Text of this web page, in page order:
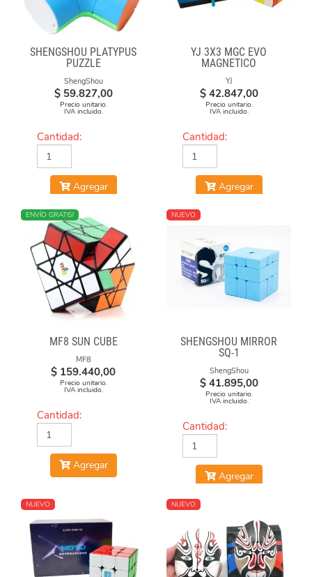
SHENGSHOU PLATYPUS
PUZZLE
ShengShou
$ 59.827,00
Precio unitario.
IVA incluido.
Cantidad:
Agregar
YJ 3X3 MGC EVO
MAGNETICO
YJ
$ 42.847,00
Precio unitario.
IVA incluido.
Cantidad:
Agregar
NUEVO
ENVÍO GRATIS!
MF8 SUN CUBE
MF8
$ 159.440,00
Precio unitario.
IVA incluido.
Cantidad:
Agregar
NUEVO
SHENGSHOU MIRROR
SQ-1
ShengShou
$ 41.895,00
Precio unitario.
IVA incluido.
Cantidad:
Agregar
NUEVO NUEVO